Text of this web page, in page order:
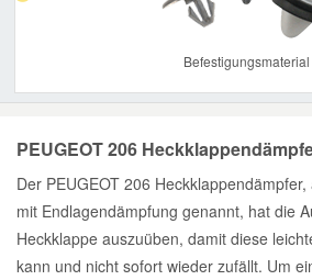
Befestigungsmaterial
PEUGEOT 206
Der PEUGEOT 206
mit Endlagendämpfung genannt, hat die
Heckklappe auszuüben, damit diese
kann und nicht sofort wieder zufällt. Um